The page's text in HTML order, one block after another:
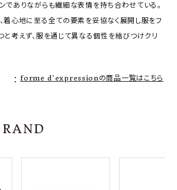
でありながらも繊細な表情を持ち合わせている。
着心地に至る全ての要素を妥協なく展開し服をフ
と考えず、服を通じて異なる個性を結びつけクリ
forme d'expressionの商品一覧はこちら